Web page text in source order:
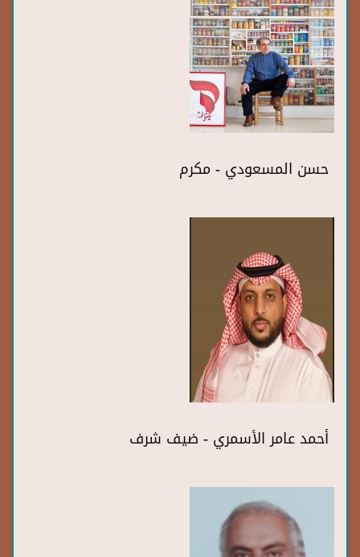
حسن المسعودي - مكرم
أحمد عامر الأسمري - ضيف شرف